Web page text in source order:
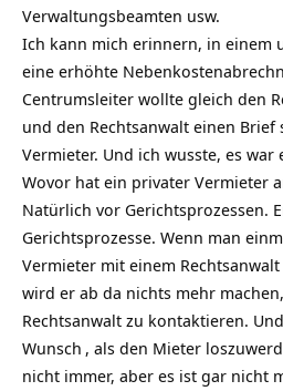
Verwaltungsbeamten usw.
Ich kann mich erinnern, in einem
eine erhöhte
Centrumsleiter wollte gleich den
und den Rechtsanwalt einen Brief
Vermieter. Und ich wusste, es
Wovor hat ein privater Vermieter
Natürlich vor Gerichtsprozessen.
Gerichtsprozesse. Wenn man
Vermieter mit einem
wird er ab da nichts mehr
Rechtsanwalt zu kontaktieren.
Wunsch , als den Mieter
nicht immer, aber es ist gar nicht